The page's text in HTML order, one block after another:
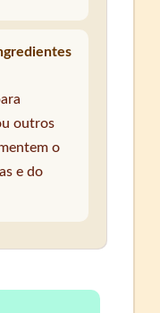
outros
o
e do